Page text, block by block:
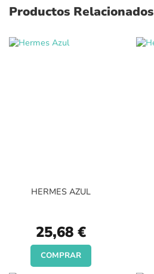
Productos Relacionados
HERMES AZUL
25,68 €
COMPRAR